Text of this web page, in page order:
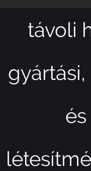
távoli